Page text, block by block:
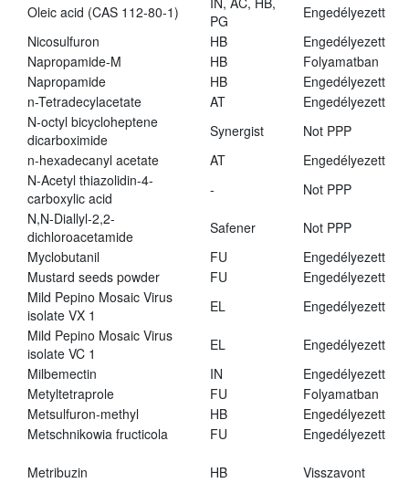
Oleic acid (CAS 112-80-1)
PG
Engedélyezett
Nicosulfuron
HB
Engedélyezett
Napropamide-M
HB
Folyamatban
Napropamide
HB
Engedélyezett
n-Tetradecylacetate
AT
Engedélyezett
N-octyl bicycloheptene
dicarboximide
Synergist
Not PPP
n-hexadecanyl acetate
AT
Engedélyezett
N-Acetyl thiazolidin-4-
carboxylic acid
-
Not PPP
N,N-Diallyl-2,2-
dichloroacetamide
Safener
Not PPP
Myclobutanil
FU
Engedélyezett
Mustard seeds powder
FU
Engedélyezett
Mild Pepino Mosaic Virus
isolate VX 1
EL
Engedélyezett
Mild Pepino Mosaic Virus
isolate VC 1
EL
Engedélyezett
Milbemectin
IN
Engedélyezett
Metyltetraprole
FU
Folyamatban
Metsulfuron-methyl
HB
Engedélyezett
Metschnikowia fructicola
FU Engedélyezett
Metribuzin HB Visszavont